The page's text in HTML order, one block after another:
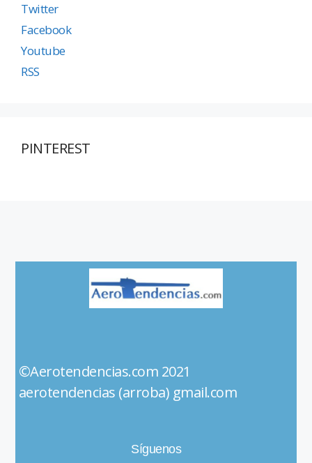
Twitter
Facebook
Youtube
RSS
PINTEREST
©Aerotendencias.com 2021
aerotendencias (arroba) gmail.com
Síguenos